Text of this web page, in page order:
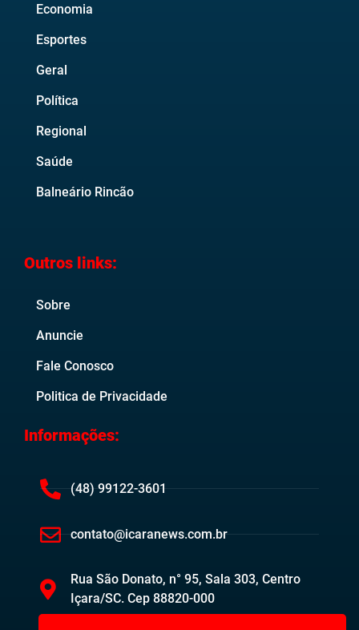
Economia
Esportes
Geral
Política
Regional
Saúde
Balneário Rincão
Outros links:
Sobre
Anuncie
Fale Conosco
Politica de Privacidade
Informações:
(48) 99122-3601
contato@icaranews.com.br
Rua São Donato, n° 95, Sala 303, Centro
Içara/SC. Cep 88820-000